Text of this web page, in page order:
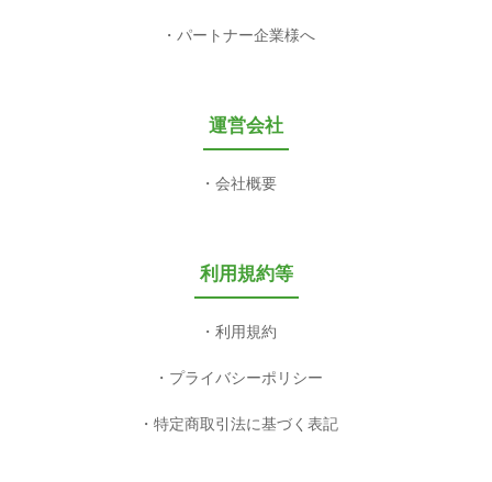
パートナー企業様へ
運営会社
会社概要
利用規約等
利用規約
プライバシーポリシー
特定商取引法に基づく表記